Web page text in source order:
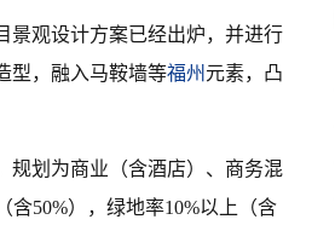
景观设计方案已经出炉，并进行
型，融入马鞍墙等福州 元素，凸
规划为商业（含酒店）、商务混
含50%），绿地率10%以上（含